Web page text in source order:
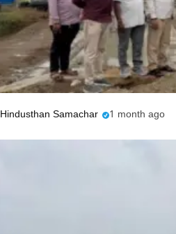
Hindusthan Samachar 1 month ago